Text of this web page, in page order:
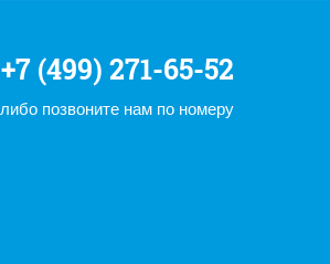
+7 (499) 271-65-52
либо позвоните нам по номеру